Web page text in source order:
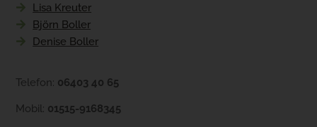
Lisa Kreuter
Björn Boller
Denise Boller
Telefon: 06403 40 65
Mobil: 01515-9168345